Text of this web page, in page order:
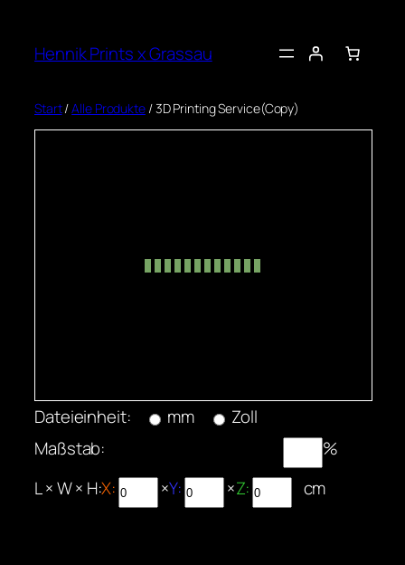
springen
Hennik Prints x Grassau
Start/Alle Produkte/ 3D Printing Service(Copy)
Dateieinheit: mm
Zoll
Maßstab:
%
L × W × H:X: ×Y: ×Z: cm